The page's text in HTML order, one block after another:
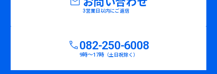
3営業日以内にご返信
082-250-6008
9時〜17時（土日祝除く）